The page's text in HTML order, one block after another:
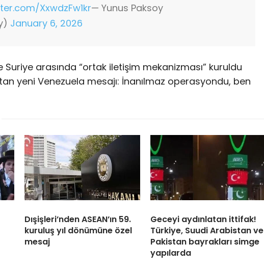
XxwdzFw1kr— Yunus Paksoy
January 6, 2026
Suriye arasında “ortak iletişim mekanizması” kuruldu
yeni Venezuela mesajı: İnanılmaz operasyondu, ben
Dışişleri’nden ASEAN’ın 59.
kuruluş yıl dönümüne özel
mesaj
Geceyi aydınlatan ittifak!
Türkiye, Suudi Arabistan ve
Pakistan bayrakları simge
yapılarda